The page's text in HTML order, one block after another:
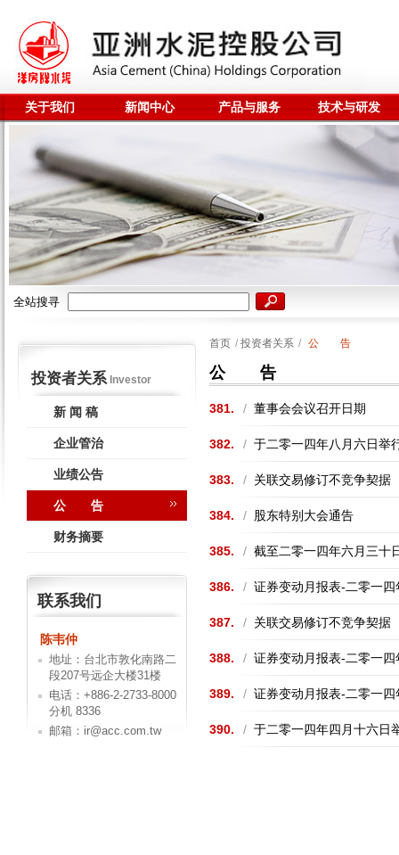
关于我们 新闻中心 产品与服务 技术与研发
全站搜寻
投资者关系Investor
新 闻 稿
企业管治
业绩公告
公 告
财务摘要
联系我们
陈韦仲
地址：台北市敦化南路二
段207号远企大楼31楼
电话：+886-2-2733-8000
分机 8336
邮箱：ir@acc.com.tw
首页 / 投资者关系 / 公 告
公 告
381. / 董事会会议召开日期
382. / 于二零一四年八月六日举
383. / 关联交易修订不竞争契据
384. / 股东特别大会通告
385. / 截至二零一四年六月三十
386. / 证券变动月报表-二零一四
387. / 关联交易修订不竞争契据
388. / 证券变动月报表-二零一四
389. / 证券变动月报表-二零一四
390. / 于二零一四年四月十六日